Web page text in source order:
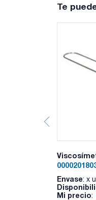
Te
Envase: x
Mi precio: